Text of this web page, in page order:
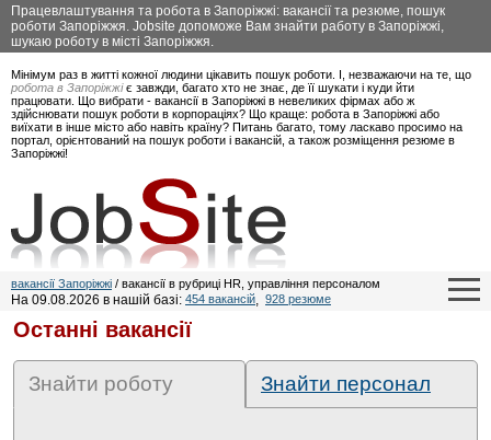
Працевлаштування та робота в Запоріжжі: вакансії та резюме, пошук
роботи Запоріжжя. Jobsite допоможе Вам знайти работу в Запоріжжі,
шукаю роботу в місті Запоріжжя.
Мінімум раз в житті кожної людини цікавить пошук роботи. І, незважаючи на те, що
робота в Запоріжжіє завжди, багато хто не знає, де її шукати і куди йти
працювати. Що вибрати - вакансії в Запоріжжі в невеликих фірмах або ж
здійснювати пошук роботи в корпораціях? Що краще: робота в Запоріжжі або
виїхати в інше місто або навіть країну? Питань багато, тому ласкаво просимо на
портал, орієнтований на пошук роботи і вакансій, а також розміщення резюме в
Запоріжжі!
вакансії Запоріжжі / вакансії в рубриці HR, управління персоналом
На 09.08.2026 в нашій базі: 454 вакансій, 928 резюме
Останні вакансії
Знайти роботу Знайти персонал